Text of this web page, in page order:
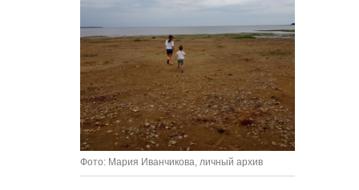
Фото: Мария Иванчикова, личный архив